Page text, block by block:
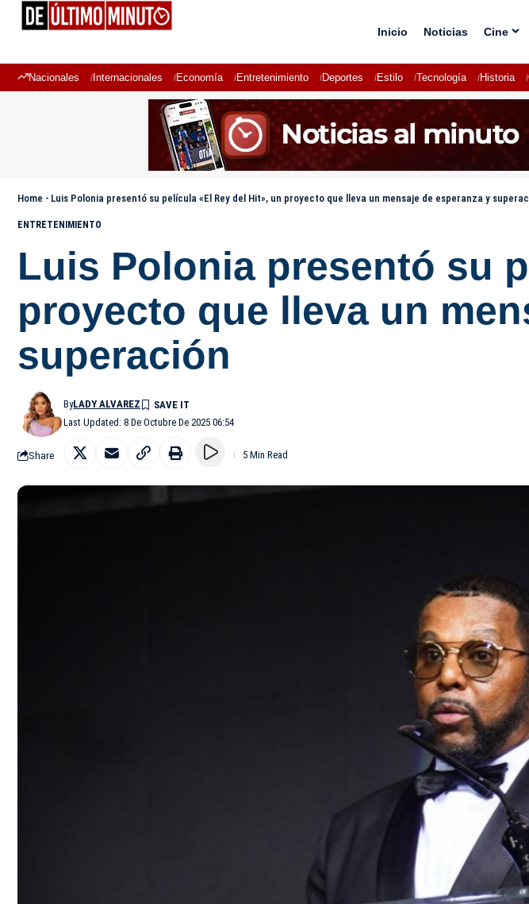
Inicio Noticias Cine
Nacionales Internacionales Economía Entretenimiento Deportes Estilo Tecnología Historia
Home - Luis Polonia presentó su película «El Rey del Hit», un proyecto que lleva un mensaje de esperanza y
ENTRETENIMIENTO
Luis Polonia presentó su
proyecto que lleva un
superación
Last Updated: 8 De Octubre De 2025 06:54
ByLADY ALVAREZ
Share 5 Min Read